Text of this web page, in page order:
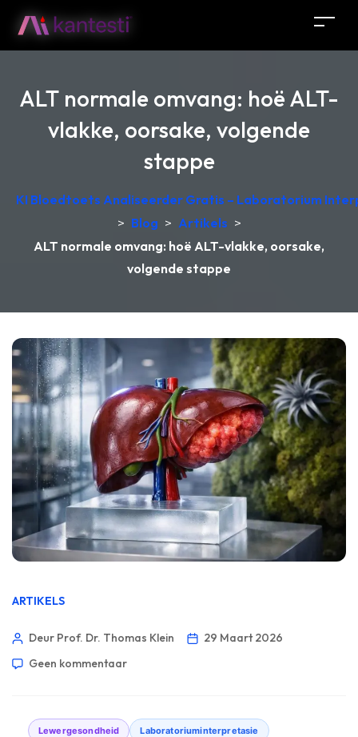
ALT normale omvang: hoë ALT-
vlakke, oorsake, volgende
stappe
KI Bloedtoets Analiseerder Gratis – Laboratorium
> Blog > Artikels >
ALT normale omvang: hoë ALT-vlakke, oorsake,
volgende stappe
ARTIKELS
Deur Prof. Dr. Thomas Klein
29 Maart 2026
Geen kommentaar
Lewergesondheid Laboratoriuminterpretasie